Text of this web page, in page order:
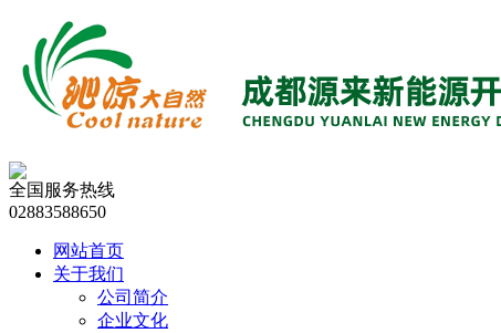
全国服务热线
02883588650
网站首页
关于我们
公司简介
企业文化